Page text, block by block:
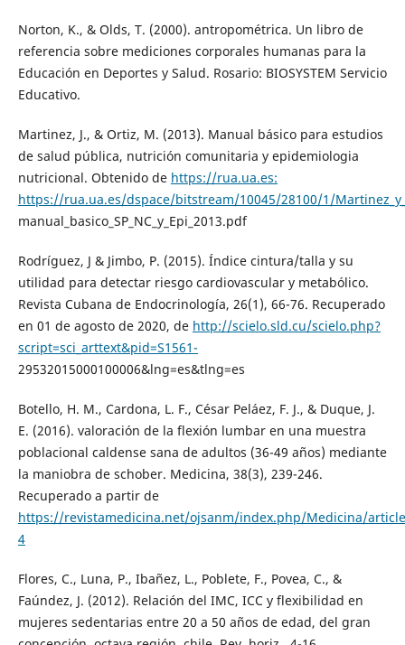
Norton, K., & Olds, T. (2000). antropométrica. Un libro de
referencia sobre mediciones corporales humanas para la
Educación en Deportes y Salud. Rosario: BIOSYSTEM Servicio
Educativo.
Martinez, J., & Ortiz, M. (2013). Manual básico para estudios
de salud pública, nutrición comunitaria y epidemiologia
nutricional. Obtenido de https://rua.ua.es:
https://rua.ua.es/dspace/bitstream/10045/28100/1/
manual_basico_SP_NC_y_Epi_2013.pdf
Rodríguez, J & Jimbo, P. (2015). Índice cintura/talla y su
utilidad para detectar riesgo cardiovascular y metabólico.
Revista Cubana de Endocrinología, 26(1), 66-76. Recuperado
en 01 de agosto de 2020, de http://scielo.sld.cu/scielo.php?
script=sci_arttext&pid=S1561-
29532015000100006&lng=es&tlng=es
Botello, H. M., Cardona, L. F., César Peláez, F. J., & Duque, J.
E. (2016). valoración de la flexión lumbar en una muestra
poblacional caldense sana de adultos (36-49 años) mediante
la maniobra de schober. Medicina, 38(3), 239-246.
Recuperado a partir de
https://revistamedicina.net/ojsanm/index.php/Medicina/
4
Flores, C., Luna, P., Ibañez, L., Poblete, F., Povea, C., &
Faúndez, J. (2012). Relación del IMC, ICC y flexibilidad en
mujeres sedentarias entre 20 a 50 años de edad, del gran